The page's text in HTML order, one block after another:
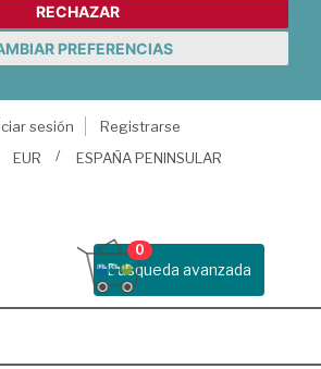
RECHAZAR
PREFERENCIAS
sesión
Registrarse
EUR ESPAÑA PENINSULAR
Busqueda avanzada
0